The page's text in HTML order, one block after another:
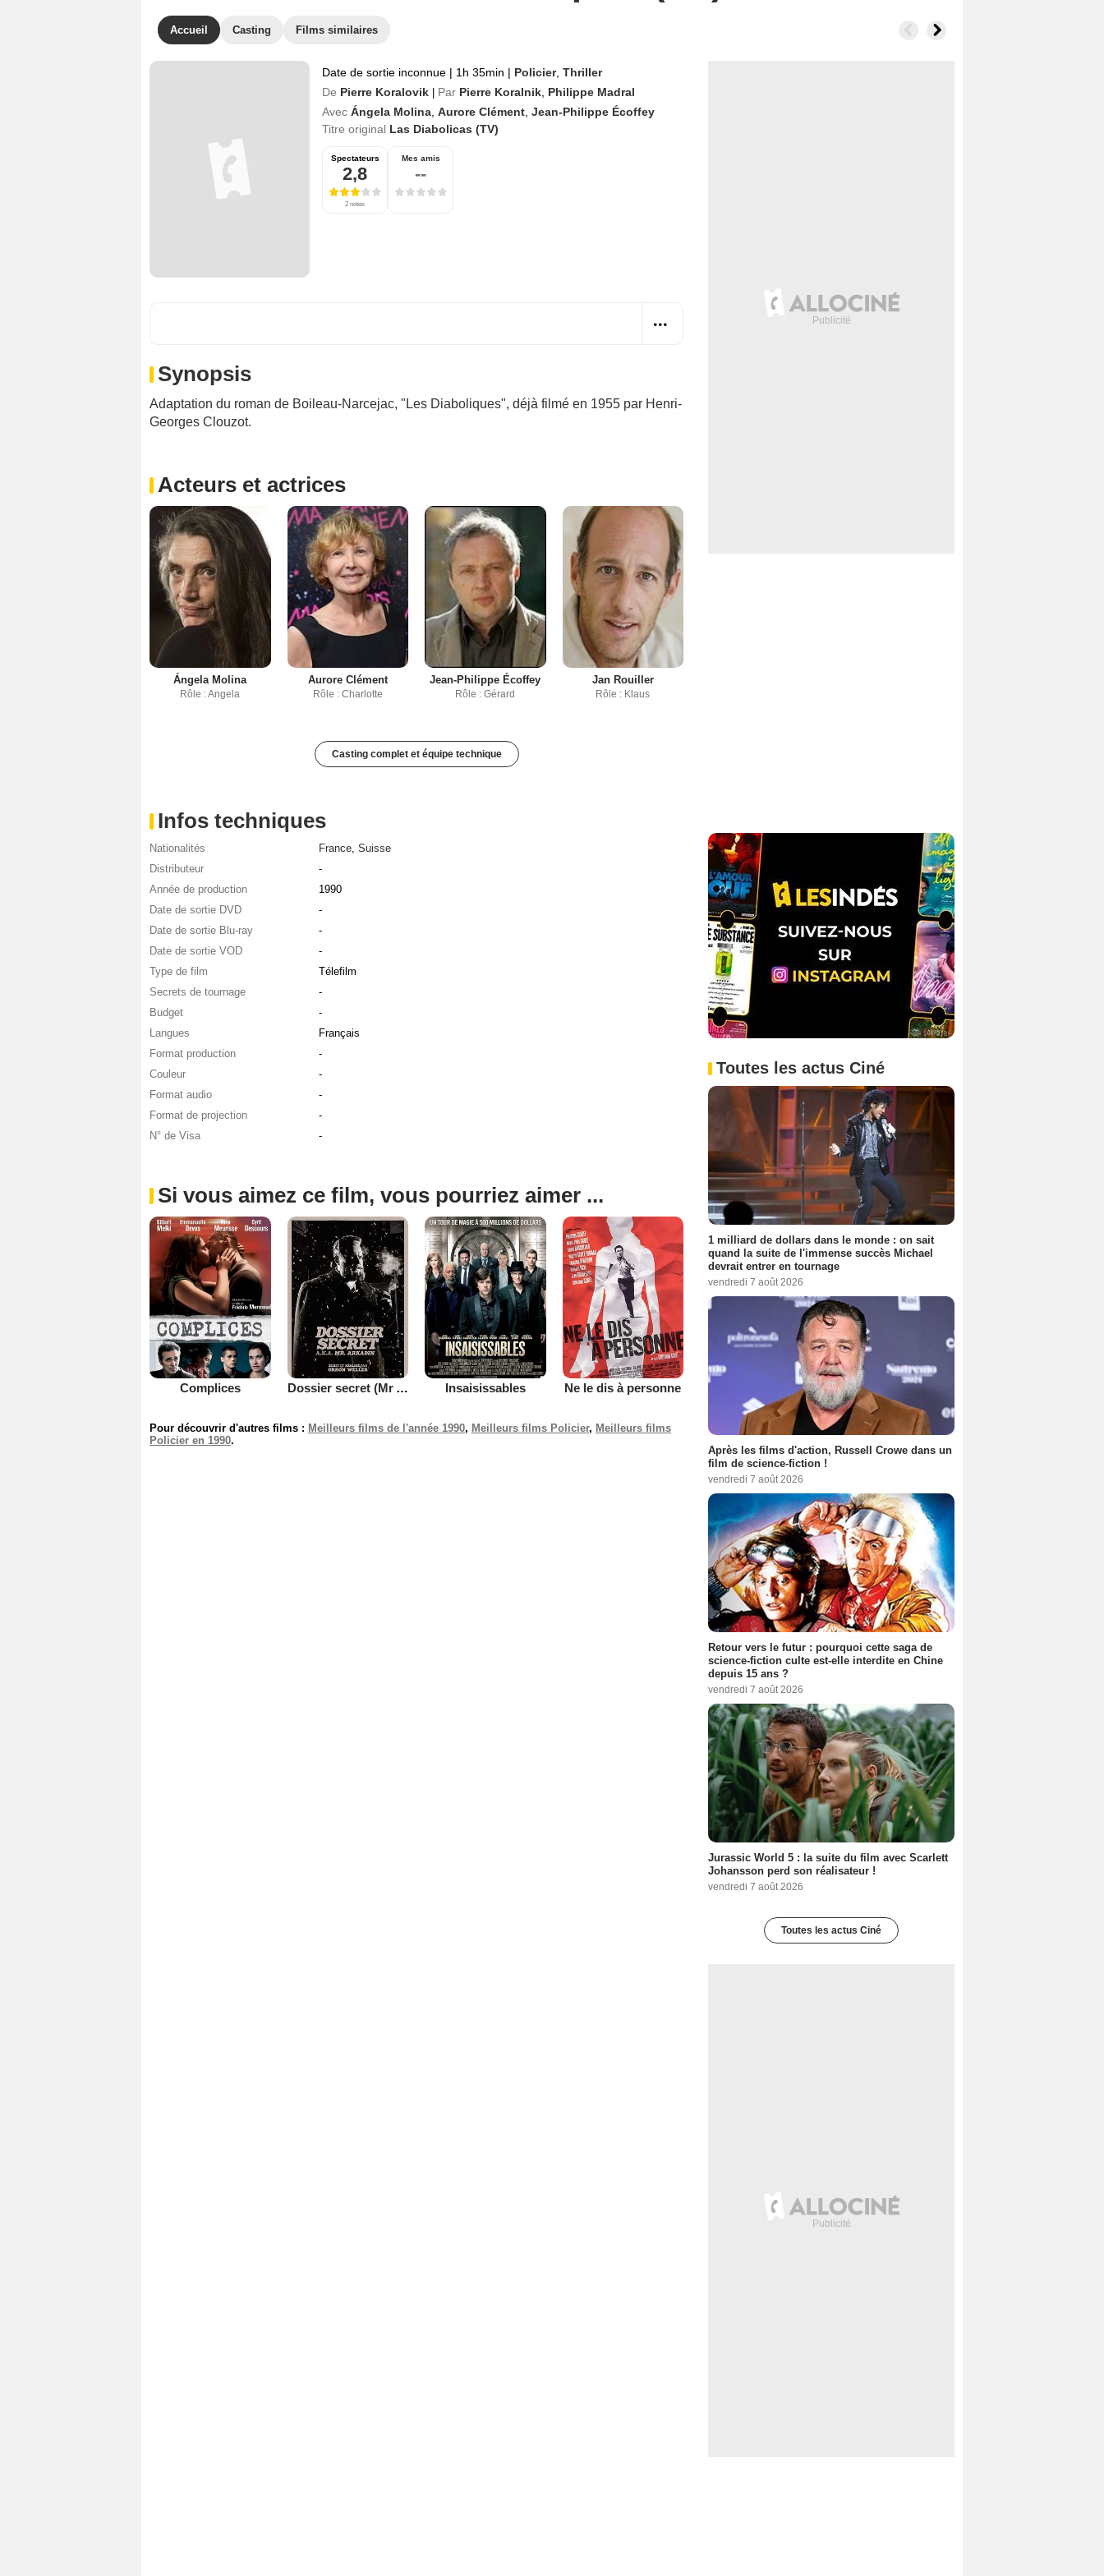
Accueil Casting Films similaires
Date de sortie inconnue | 1h 35min | Policier, Thriller
De Pierre Koralovik Par Pierre Koralnik Philippe Madral
Avec Ángela Molina Aurore Clément Jean-Philippe Écoffey
Titre original Las Diabolicas (TV)
Spectateurs
2,8
2 notes
Mes amis
--
Synopsis
Adaptation du roman de Boileau-Narcejac, "Les Diaboliques", déjà filmé en 1955 par Henri-
Georges Clouzot.
Acteurs et actrices
Ángela Molina
Rôle : Angela
Aurore Clément
Rôle : Charlotte
Jean-Philippe Écoffey
Rôle : Gérard
Jan Rouiller
Rôle : Klaus
Casting complet et équipe technique
Infos techniques
Nationalités France, Suisse
Distributeur
-
Année de production
1990
Date de sortie DVD
-
Date de sortie Blu-ray
-
Date de sortie VOD
-
Type de film
Télefilm
Secrets de tournage
-
Budget
-
Langues
Français
Format production
-
Couleur
-
Format audio
-
Format de projection
-
N° de Visa
-
Si vous aimez ce film, vous pourriez aimer ...
Complices Dossier secret (Mr Arkadin) Insaisissables Ne le dis à personne
Pour découvrir d'autres films : Meilleurs films de l'année 1990, Meilleurs films Policier, Meilleurs films
Policier en 1990.
Toutes les actus Ciné
1 milliard de dollars dans le monde : on sait
quand la suite de l'immense succès Michael
devrait entrer en tournage
vendredi 7 août 2026
Après les films d'action, Russell Crowe dans un
film de science-fiction !
vendredi 7 août 2026
Retour vers le futur : pourquoi cette saga de
science-fiction culte est-elle interdite en Chine
depuis 15 ans ?
vendredi 7 août 2026
Jurassic World 5 : la suite du film avec Scarlett
Johansson perd son réalisateur !
vendredi 7 août 2026
Toutes les actus Ciné